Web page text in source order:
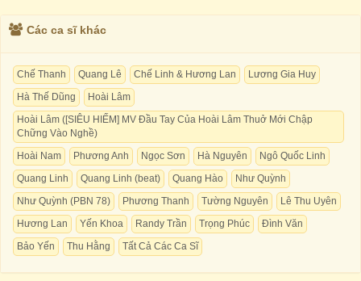
Các ca sĩ khác
Chế Thanh Quang Lê Chế Linh & Hương Lan
Lương Gia Huy
Hà Thế Dũng
Hoài Lâm
Hoài Lâm ([SIÊU HIẾM] MV Đầu Tay Của Hoài Lâm Thuở Mới Chập
Chững Vào Nghề)
Hoài Nam
Phương Anh Ngọc Sơn Hà Nguyên
Ngô Quốc Linh
Quang Linh
Quang Linh (beat) Quang Hào
Như Quỳnh
Như Quỳnh (PBN 78)
Phương Thanh Tường Nguyên
Lê Thu Uyên
Hương Lan
Yến Khoa Randy Trần Trọng Phúc
Đình Văn
Bảo Yến
Thu Hằng Tất Cả Các Ca Sĩ